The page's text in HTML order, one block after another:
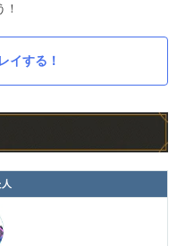
イする！